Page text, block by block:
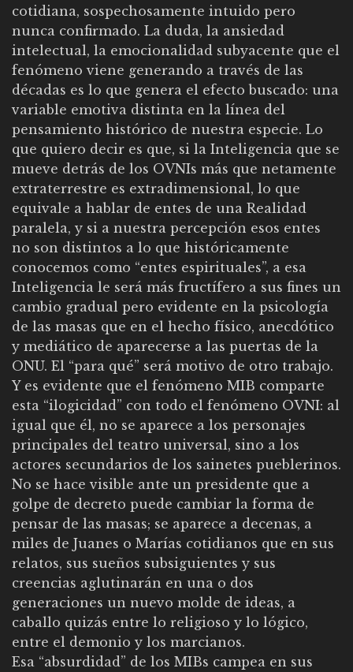
cotidiana, sospechosamente intuido pero
nunca confirmado. La duda, la ansiedad
intelectual, la emocionalidad subyacente que el
fenómeno viene generando a través de las
décadas es lo que genera el efecto buscado: una
variable emotiva distinta en la línea del
pensamiento histórico de nuestra especie. Lo
que quiero decir es que, si la Inteligencia que se
mueve detrás de los OVNIs más que netamente
extraterrestre es extradimensional, lo que
equivale a hablar de entes de una Realidad
paralela, y si a nuestra percepción esos entes
no son distintos a lo que históricamente
conocemos como “entes espirituales”, a esa
Inteligencia le será más fructífero a sus fines un
cambio gradual pero evidente en la psicología
de las masas que en el hecho físico, anecdótico
y mediático de aparecerse a las puertas de la
ONU. El “para qué” será motivo de otro trabajo.
Y es evidente que el fenómeno MIB comparte
esta “ilogicidad” con todo el fenómeno OVNI: al
igual que él, no se aparece a los personajes
principales del teatro universal, sino a los
actores secundarios de los sainetes pueblerinos.
No se hace visible ante un presidente que a
golpe de decreto puede cambiar la forma de
pensar de las masas; se aparece a decenas, a
miles de Juanes o Marías cotidianos que en sus
relatos, sus sueños subsiguientes y sus
creencias aglutinarán en una o dos
generaciones un nuevo molde de ideas, a
caballo quizás entre lo religioso y lo lógico,
entre el demonio y los marcianos.
Esa “absurdidad” de los MIBs campea en sus